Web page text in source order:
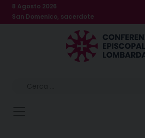
Skip8 Agosto 2026
San Domenico, sacerdote